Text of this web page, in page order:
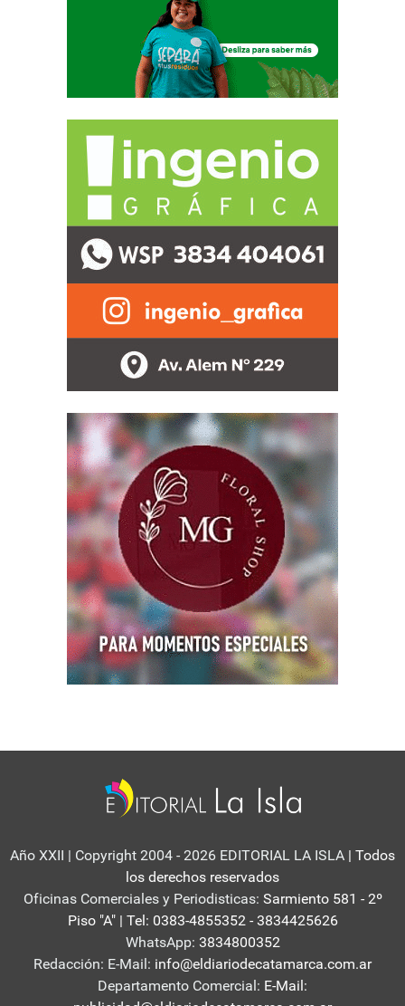
Año XXII | Copyright 2004 - 2026 EDITORIAL LA ISLA | Todos
los derechos reservados
Oficinas Comerciales y Periodisticas: Sarmiento 581 - 2º
Piso "A" | Tel: 0383-4855352 - 3834425626
WhatsApp: 3834800352
Redacción: E-Mail: info@eldiariodecatamarca.com.ar
Departamento Comercial: E-Mail: